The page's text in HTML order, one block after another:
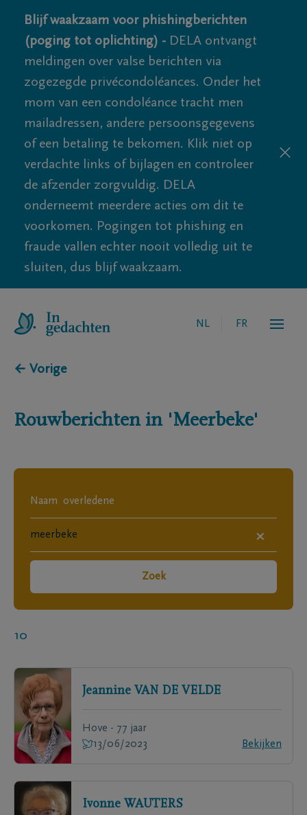
Blijf waakzaam voor phishingberichten
(poging tot oplichting) - DELA ontvangt
meldingen over valse berichten via
zogezegde privécondoléances. Onder het
mom van een condoléance tracht men
mailadressen, andere persoonsgegevens
of een betaling te bekomen. Klik niet op
verdachte links of bijlagen en controleer
de afzender zorgvuldig. DELA
onderneemt meerdere acties om dit te
voorkomen. Pogingen tot phishing en
fraude vallen echter nooit volledig uit te
sluiten, dus blijf waakzaam.
NL FR
← Vorige
Rouwberichten in 'Meerbeke'
×
Zoek
10
Jeannine VAN DE VELDE
Hove - 77 jaar
13/06/2023
Bekijken
Ivonne WAUTERS